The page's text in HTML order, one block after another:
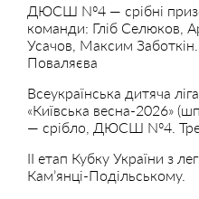
ДЮСШ Nº4 — срібні
команди: Гліб Селюков,
Усачов, Максим
Поваляєва
Всеукраїнська дитяча
«Київська весна-2026»
— срібло, ДЮСШ Nº4.
ІІ етап Кубку України з
Кам’янці-Подільському.